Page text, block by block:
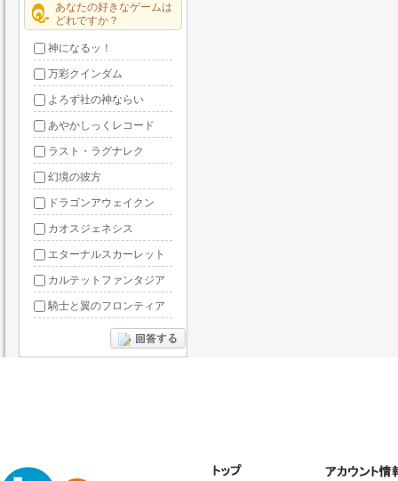
あなたの好きなゲームは
どれですか？
神になるッ！
万彩クインダム
よろず社の神ならい
あやかしっくレコード
ラスト・ラグナレク
幻境の彼方
ドラゴンアウェイクン
カオスジェネシス
エターナルスカーレット
カルテットファンタジア
騎士と翼のフロンティア
ドラグーン・ナイツ
ぶっ飛び三国